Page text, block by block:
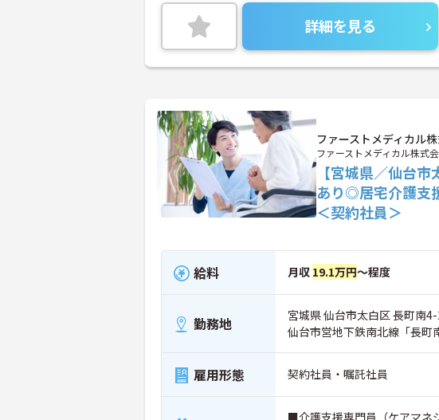
詳細を見る
ファーストメディカル
ファーストメディカル株式
【宮城県／仙台
あり◎居宅介護支
＜契約社員＞
給料 月収 19.1万円～程度
勤務地
宮城県 仙台市太白区 長町南
仙台市営地下鉄南北線「長町
雇用形態 契約社員・嘱託社員